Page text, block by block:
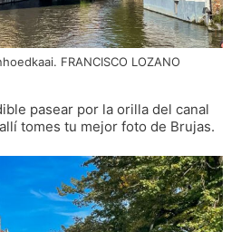
FRANCISCO LOZANO
pasear por la orilla del canal
tomes tu mejor foto de Brujas.